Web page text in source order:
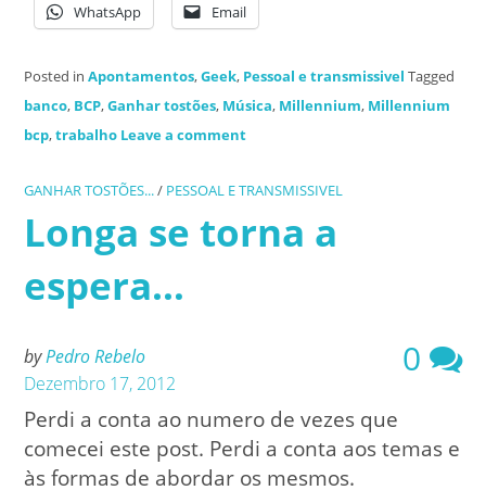
WhatsApp Email
Posted inApontamentos,Geek, Pessoal e transmissivel Tagged
banco, BCP,Ganhar tostões, Música, Millennium, Millennium
bcp,trabalho Leave a comment
GANHAR TOSTÕES.../ PESSOAL E TRANSMISSIVEL
Longa se torna a
espera…
byPedro Rebelo
Dezembro 17, 2012
0
Perdi a conta ao numero de vezes que
comecei este post. Perdi a conta aos temas e
às formas de abordar os mesmos.